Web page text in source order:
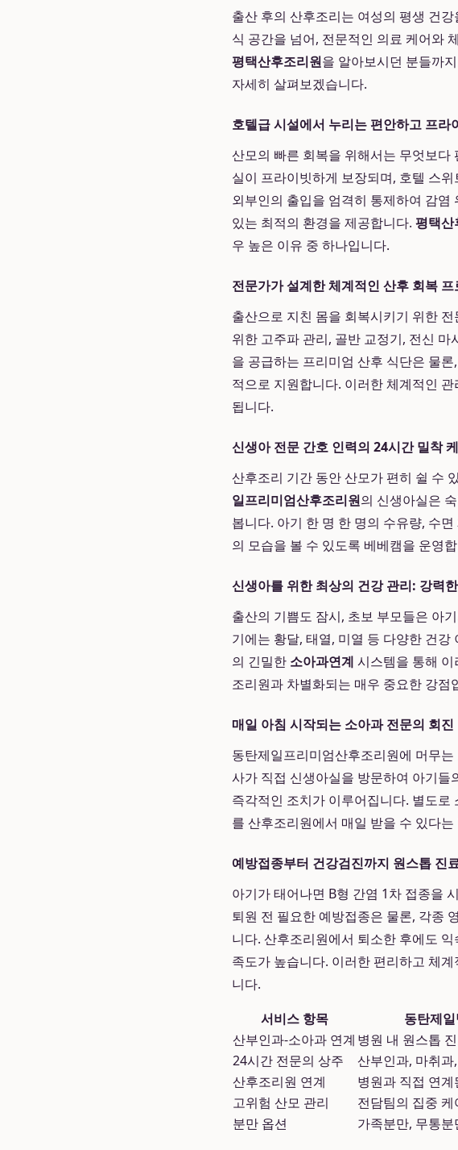
출산 후의 산후조리는 여성의 평생 건
식 공간을 넘어, 전문적인 의료 케어와
평택산후조리원을 알아보시던 분들까
자세히 살펴보겠습니다.
호텔급 시설에서 누리는 편안하고 프라
산모의 빠른 회복을 위해서는 무엇보
실이 프라이빗하게 보장되며, 호텔 스
외부인의 출입을 엄격히 통제하여 감
있는 최적의 환경을 제공합니다. 평택산
우 높은 이유 중 하나입니다.
전문가가 설계한 체계적인 산후 회복 프
출산으로 지친 몸을 회복시키기 위한
위한 고주파 관리, 골반 교정기, 전신
을 공급하는 프리미엄 산후 식단은 물
적으로 지원합니다. 이러한 체계적인
됩니다.
신생아 전문 간호 인력의 24시간 밀착
산후조리 기간 동안 산모가 편히 쉴 수
일프리미엄산후조리원의 신생아실은
봅니다. 아기 한 명 한 명의 수유량, 수
의 모습을 볼 수 있도록 베베캠을 운영
신생아를 위한 최상의 건강 관리: 강력
출산의 기쁨도 잠시, 초보 부모들은 아
기에는 황달, 태열, 미열 등 다양한 건강
의 긴밀한 소아과연계 시스템을 통해
조리원과 차별화되는 매우 중요한 강점
매일 아침 시작되는 소아과 전문의 회진
동탄제일프리미엄산후조리원에 머무
사가 직접 신생아실을 방문하여 아기
즉각적인 조치가 이루어집니다. 별도
를 산후조리원에서 매일 받을 수 있다
예방접종부터 건강검진까지 원스톱 진
아기가 태어나면 B형 간염 1차 접종을
퇴원 전 필요한 예방접종은 물론, 각종
니다. 산후조리원에서 퇴소한 후에도
족도가 높습니다. 이러한 편리하고 체계
니다.
서비스 항목
동탄제
산부인과-소아과 연계 병원 내 원스톱
24시간 전문의 상주
산부인과, 마취
산후조리원 연계
병원과 직접 연
고위험 산모 관리
전담팀의 집중
분만 옵션
가족분만, 무통